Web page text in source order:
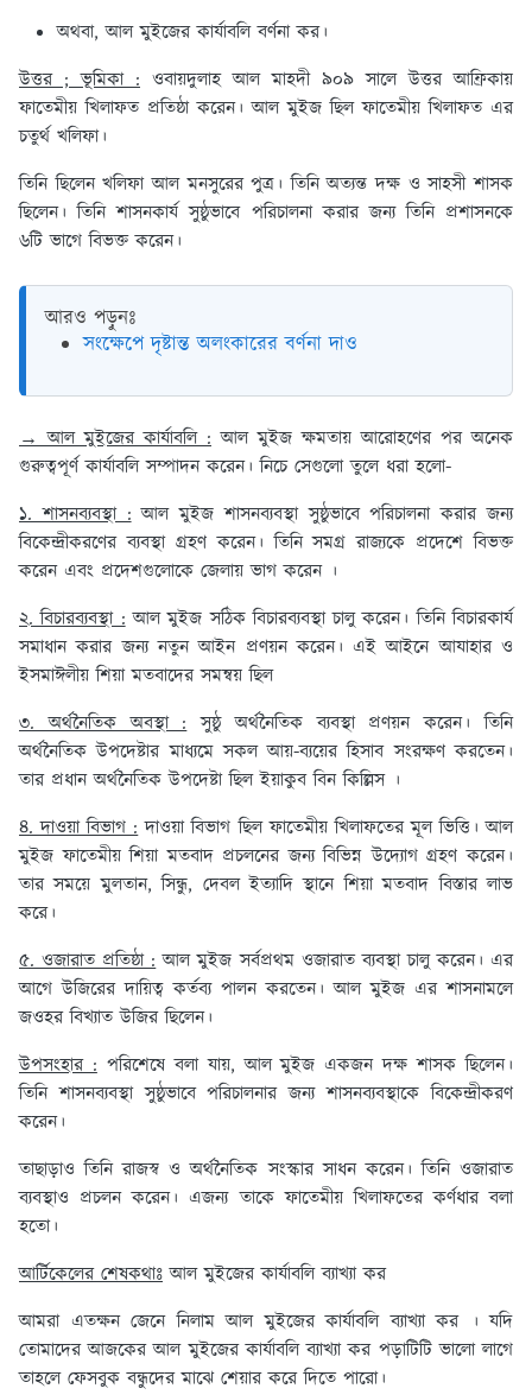
অথবা, আল মুইজের কার্যাবলি বর্ণনা কর।
উত্তর ; ভূমিকা : ওবায়দুলাহ আল মাহদী ৯০৯ সালে উত্তর আফ্রিকায়
ফাতেমীয় খিলাফত প্রতিষ্ঠা করেন। আল মুইজ ছিল ফাতেমীয় খিলাফত এর
চতুর্থ খলিফা।
তিনি ছিলেন খলিফা আল মনসুরের পুত্র। তিনি অত্যন্ত দক্ষ ও সাহসী শাসক
ছিলেন। তিনি শাসনকার্য সুষ্ঠুভাবে পরিচালনা করার জন্য তিনি প্রশাসনকে
৬টি ভাগে বিভক্ত করেন।
আরও পড়ুনঃ
সংক্ষেপে দৃষ্টান্ত অলংকারের বর্ণনা দাও
→ আল মুইজের কার্যাবলি : আল মুইজ ক্ষমতায় আরোহণের পর অনেক
গুরুত্বপূর্ণ কার্যাবলি সম্পাদন করেন। নিচে সেগুলো তুলে ধরা হলো-
১. শাসনব্যবস্থা :আল মুইজ শাসনব্যবস্থা সুষ্ঠুভাবে পরিচালনা করার জন্য
বিকেন্দ্রীকরণের ব্যবস্থা গ্রহণ করেন। তিনি সমগ্র রাজ্যকে প্রদেশে বিভক্ত
করেন এবং প্রদেশগুলোকে জেলায় ভাগ করেন ।
২. বিচারব্যবস্থা :আল মুইজ সঠিক বিচারব্যবস্থা চালু করেন। তিনি বিচারকার্য
সমাধান করার জন্য নতুন আইন প্রণয়ন করেন। এই আইনে আযাহার ও
ইসমাঈলীয় শিয়া মতবাদের সমন্বয় ছিল
৩. অর্থনৈতিক অবস্থা :সুষ্ঠু অর্থনৈতিক ব্যবস্থা প্রণয়ন করেন। তিনি
অর্থনৈতিক উপদেষ্টার মাধ্যমে সকল আয়-ব্যয়ের হিসাব সংরক্ষণ করতেন।
তার প্রধান অর্থনৈতিক উপদেষ্টা ছিল ইয়াকুব বিন কিল্লিস ।
৪. দাওয়া বিভাগ :দাওয়া বিভাগ ছিল ফাতেমীয় খিলাফতের মূল ভিত্তি। আল
মুইজ ফাতেমীয় শিয়া মতবাদ প্রচলনের জন্য বিভিন্ন উদ্যোগ গ্রহণ করেন।
তার সময়ে মুলতান, সিন্ধু, দেবল ইত্যাদি স্থানে শিয়া মতবাদ বিস্তার লাভ
করে।
৫. ওজারাত প্রতিষ্ঠা :আল মুইজ সর্বপ্রথম ওজারাত ব্যবস্থা চালু করেন। এর
আগে উজিরের দায়িত্ব কর্তব্য পালন করতেন। আল মুইজ এর শাসনামলে
জওহর বিখ্যাত উজির ছিলেন।
উপসংহার :পরিশেষে বলা যায়, আল মুইজ একজন দক্ষ শাসক ছিলেন।
তিনি শাসনব্যবস্থা সুষ্ঠুভাবে পরিচালনার জন্য শাসনব্যবস্থাকে বিকেন্দ্রীকরণ
করেন।
তাছাড়াও তিনি রাজস্ব ও অর্থনৈতিক সংস্কার সাধন করেন। তিনি ওজারাত
ব্যবস্থাও প্রচলন করেন। এজন্য তাকে ফাতেমীয় খিলাফতের কর্ণধার বলা
হতো।
আর্টিকেলের শেষকথাঃ আল মুইজের কার্যাবলি ব্যাখ্যা কর
আমরা এতক্ষন জেনে নিলাম আল মুইজের কার্যাবলি ব্যাখ্যা কর । যদি
তোমাদের আজকের আল মুইজের কার্যাবলি ব্যাখ্যা কর পড়াটিটি ভালো লাগে
তাহলে ফেসবুক বন্ধুদের মাঝে শেয়ার করে দিতে পারো।